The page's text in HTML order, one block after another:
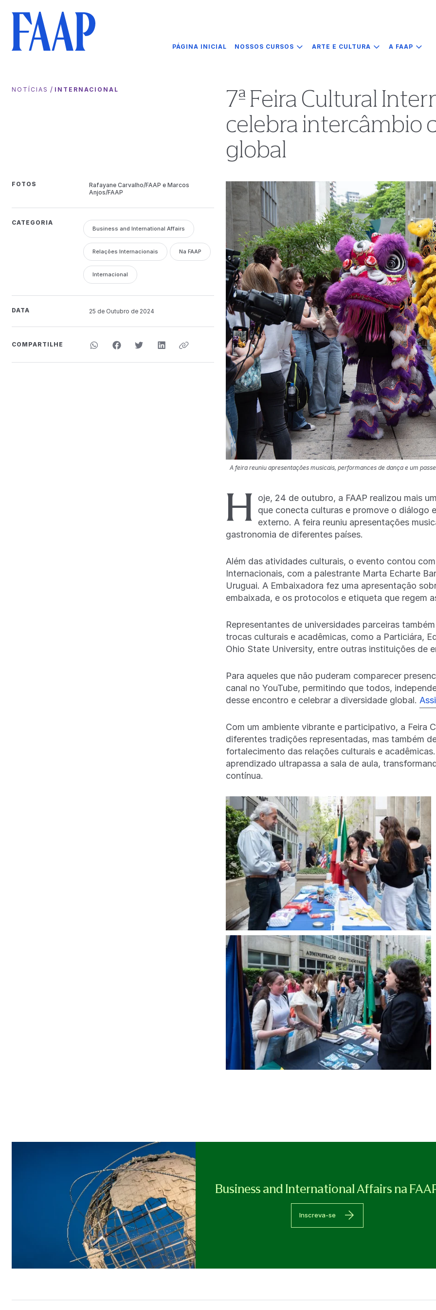
PÁGINA INICIAL NOSSOS CURSOS ARTE E CULTURA A FAAP
NOTÍCIAS / INTERNACIONAL
7ª Feira Cultural
celebra intercâmbio
global
FOTOS
Rafayane Carvalho/FAAP e Marcos
Anjos/FAAP
CATEGORIA
Business and International Affairs
Relações Internacionais Na FAAP
Internacional
DATA 25 de Outubro de 2024
COMPARTILHE
A feira reuniu apresentações musicais, performances de dança e um
H
oje, 24 de outubro, a FAAP realizou mais
que conecta culturas e promove o diálogo
externo. A feira reuniu apresentações
gastronomia de diferentes países.
Além das atividades culturais, o evento contou
Internacionais, com a palestrante Marta Echarte
Uruguai. A Embaixadora fez uma apresentação
embaixada, e os protocolos e etiqueta que regem
Representantes de universidades parceiras
trocas culturais e acadêmicas, como a Particiára,
Ohio State University, entre outras instituições de
Para aqueles que não puderam comparecer
canal no YouTube, permitindo que todos,
desse encontro e celebrar a diversidade global.
Com um ambiente vibrante e participativo, a Feira
diferentes tradições representadas, mas também
fortalecimento das relações culturais e
aprendizado ultrapassa a sala de aula,
contínua.
Business and International Affairs na
Inscreva-se